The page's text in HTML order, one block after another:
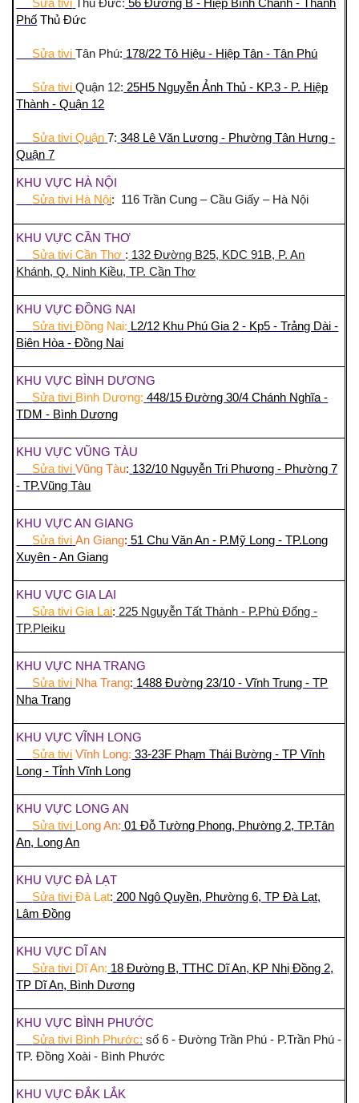
Sửa tivi Thủ Đức: 56 Đường B - Hiệp Bình Chánh - Thành
Phố Thủ Đức
Sửa tivi Tân Phú: 178/22 Tô Hiệu - Hiệp Tân - Tân Phú
Sửa tivi Quận 12: 25H5 Nguyễn Ảnh Thủ - KP.3 - P. Hiệp
Thành - Quận 12
Sửa tivi Quận 7: 348 Lê Văn Lương - Phường Tân Hưng -
Quận 7
KHU VỰC HÀ NỘI
Sửa tivi Hà Nội: 116 Trần Cung – Cầu Giấy – Hà Nội
KHU VỰC CẦN THƠ
Sửa tivi Cần Thơ : 132 Đường B25, KDC 91B, P. An
Khánh, Q. Ninh Kiều, TP. Cần Thơ
KHU VỰC ĐỒNG NAI
Sửa tivi Đồng Nai: L2/12 Khu Phú Gia 2 - Kp5 - Trảng Dài -
Biên Hòa - Đồng Nai
KHU VỰC BÌNH DƯƠNG
Sửa tivi Bình Dương: 448/15 Đường 30/4 Chánh Nghĩa -
TDM - Bình Dương
KHU VỰC VŨNG TÀU
Sửa tivi Vũng Tàu: 132/10 Nguyễn Tri Phương - Phường 7
- TP.Vũng Tàu
KHU VỰC AN GIANG
Sửa tivi An Giang: 51 Chu Văn An - P.Mỹ Long - TP.Long
Xuyên -An Giang
KHU VỰC GIA LAI
Sửa tivi Gia Lai: 225 Nguyễn Tất Thành - P.Phù Đổng -
TP.Pleiku
KHU VỰC NHA TRANG
Sửa tivi Nha Trang: 1488 Đường 23/10 - Vĩnh Trung - TP
Nha Trang
KHU VỰC VĨNH LONG
Sửa tivi Vĩnh Long: 33-23F Phạm Thái Bường - TP Vĩnh
Long - Tỉnh Vĩnh Long
KHU VỰC LONG AN
Sửa tivi Long An: 01 Đỗ Tường Phong, Phường 2, TP.Tân
An, Long An
KHU VỰC ĐÀ LẠT
Sửa tivi Đà Lạt: 200 Ngô Quyền, Phường 6, TP Đà Lạt,
Lâm Đồng
KHU VỰC DĨ AN
Sửa tivi Dĩ An: 18 Đường B, TTHC Dĩ An, KP Nhị Đồng 2,
TP Dĩ An, Bình Dương
KHU VỰC BÌNH PHƯỚC
Sửa tivi Bình Phước: số 6 - Đường Trần Phú - P.Trần Phú -
TP. Đồng Xoài - Bình Phước
KHU VỰC ĐẮK LẮK